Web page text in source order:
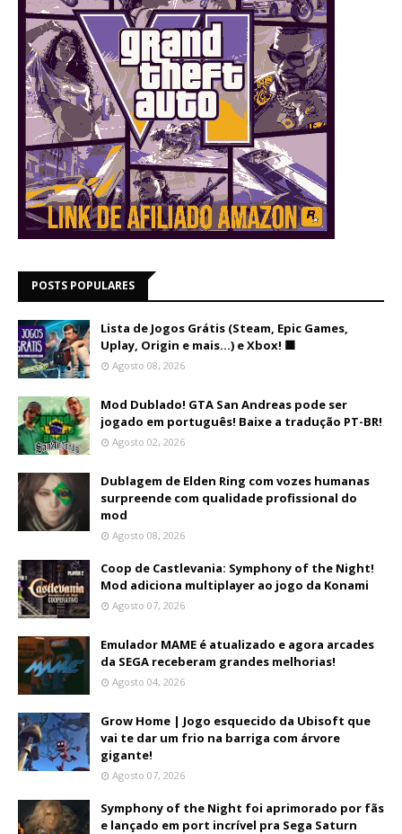
POSTS POPULARES
Lista de Jogos Grátis (Steam, Epic Games,
Uplay, Origin e mais...) e Xbox! 🟩
Agosto 08, 2026
Mod Dublado! GTA San Andreas pode ser
jogado em português! Baixe a tradução PT-BR!
Agosto 02, 2026
Dublagem de Elden Ring com vozes humanas
surpreende com qualidade profissional do
mod
Agosto 08, 2026
Coop de Castlevania: Symphony of the Night!
Mod adiciona multiplayer ao jogo da Konami
Agosto 07, 2026
Emulador MAME é atualizado e agora arcades
da SEGA receberam grandes melhorias!
Agosto 04, 2026
Grow Home | Jogo esquecido da Ubisoft que
vai te dar um frio na barriga com árvore
gigante!
Agosto 07, 2026
Symphony of the Night foi aprimorado por fãs
e lançado em port incrível pra Sega Saturn